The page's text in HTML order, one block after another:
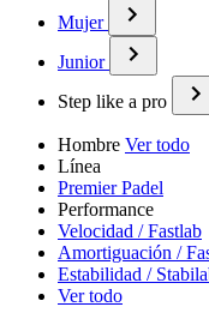
Mujer
Junior
Step like a pro
Hombre Ver todo
Línea
Premier Padel
Performance
Velocidad / Fastlab
Amortiguación /
Estabilidad /
Ver todo